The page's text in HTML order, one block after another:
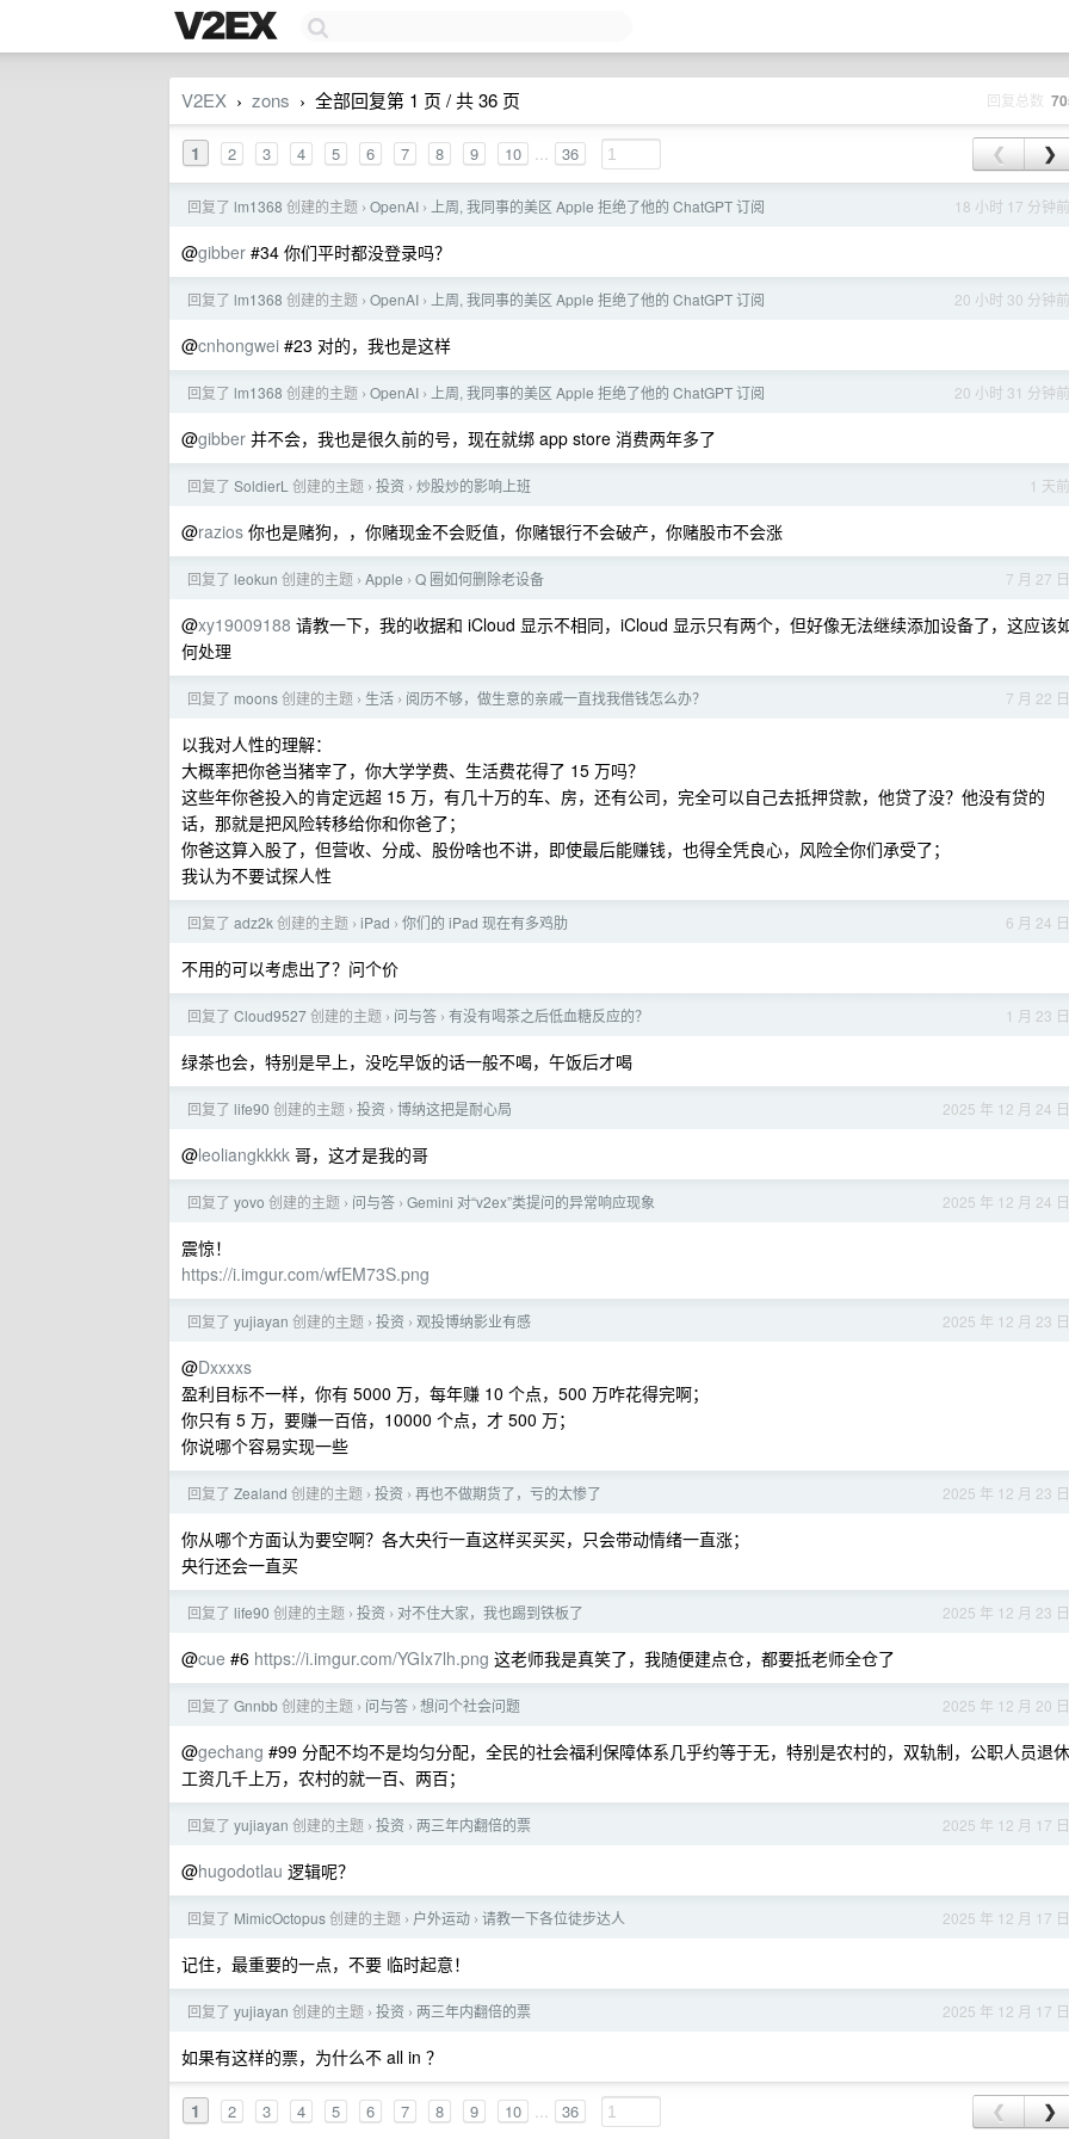
V2EX › zons › 全部回复第 1 页 / 共 36 页 回复总数
1 2 3 4 5 6 7 8 9 10 ... 36 ❮ ❯
18 小时 17 分钟前
回复了 lm1368 创建的主题 › OpenAI › 上周, 我同事的美区 Apple 拒绝了他的 ChatGPT 订阅
@gibber #34 你们平时都没登录吗？
20 小时 30 分钟前
回复了 lm1368 创建的主题 › OpenAI › 上周, 我同事的美区 Apple 拒绝了他的 ChatGPT 订阅
@cnhongwei #23 对的，我也是这样
20 小时 31 分钟前
回复了 lm1368 创建的主题 › OpenAI › 上周, 我同事的美区 Apple 拒绝了他的 ChatGPT 订阅
@gibber 并不会，我也是很久前的号，现在就绑 app store 消费两年多了
1 天前
回复了 SoldierL 创建的主题 › 投资 › 炒股炒的影响上班
@razios 你也是赌狗，，你赌现金不会贬值，你赌银行不会破产，你赌股市不会涨
7 月 27 日
回复了 leokun 创建的主题 › Apple › Q 圈如何删除老设备
@xy19009188 请教一下，我的收据和 iCloud 显示不相同，iCloud 显示只有两个，但好像无法继续添加设备了，这应该
何处理
7 月 22 日
回复了 moons创建的主题 › 生活 › 阅历不够，做生意的亲戚一直找我借钱怎么办？
以我对人性的理解：
大概率把你爸当猪宰了，你大学学费、生活费花得了 15 万吗？
这些年你爸投入的肯定远超 15 万，有几十万的车、房，还有公司，完全可以自己去抵押贷款，他贷了没？他没有贷的
话，那就是把风险转移给你和你爸了；
你爸这算入股了，但营收、分成、股份啥也不讲，即使最后能赚钱，也得全凭良心，风险全你们承受了；
我认为不要试探人性
6 月 24 日
回复了 adz2k创建的主题 › iPad › 你们的 iPad 现在有多鸡肋
不用的可以考虑出了？问个价
1 月 23 日
回复了 Cloud9527创建的主题 › 问与答 › 有没有喝茶之后低血糖反应的？
绿茶也会，特别是早上，没吃早饭的话一般不喝，午饭后才喝
2025 年 12 月 24 日
回复了 life90 创建的主题 › 投资 › 博纳这把是耐心局
@leoliangkkkk 哥，这才是我的哥
2025 年 12 月 24 日
回复了 yovo 创建的主题 › 问与答 › Gemini 对“v2ex”类提问的异常响应现象
震惊！
https://i.imgur.com/wfEM73S.png
2025 年 12 月 23 日
回复了 yujiayan 创建的主题 › 投资 › 观投博纳影业有感
@Dxxxxs
盈利目标不一样，你有 5000 万，每年赚 10 个点，500 万咋花得完啊；
你只有 5 万，要赚一百倍，10000 个点，才 500 万；
你说哪个容易实现一些
2025 年 12 月 23 日
回复了 Zealand 创建的主题 › 投资 › 再也不做期货了，亏的太惨了
你从哪个方面认为要空啊？各大央行一直这样买买买，只会带动情绪一直涨；
央行还会一直买
2025 年 12 月 23 日
回复了 life90 创建的主题 › 投资 › 对不住大家，我也踢到铁板了
@cue #6 https://i.imgur.com/YGIx7lh.png 这老师我是真笑了，我随便建点仓，都要抵老师全仓了
2025 年 12 月 20 日
回复了 Gnnbb创建的主题 › 问与答 › 想问个社会问题
@gechang #99 分配不均不是均匀分配，全民的社会福利保障体系几乎约等于无，特别是农村的，双轨制，公职人员退休
工资几千上万，农村的就一百、两百；
2025 年 12 月 17 日
回复了 yujiayan 创建的主题 › 投资 › 两三年内翻倍的票
@hugodotlau 逻辑呢？
2025 年 12 月 17 日
回复了 MimicOctopus创建的主题 › 户外运动 › 请教一下各位徒步达人
记住，最重要的一点，不要 临时起意！
2025 年 12 月 17 日
回复了 yujiayan 创建的主题 › 投资 › 两三年内翻倍的票
如果有这样的票，为什么不 all in ？
1 2 3 4 5 6 7 8 9 10 ... 36 ❮ ❯